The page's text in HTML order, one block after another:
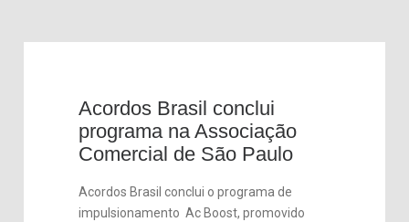
Acordos Brasil conclui
programa na Associação
Comercial de São Paulo
Acordos Brasil conclui o programa de
impulsionamento Ac Boost, promovido